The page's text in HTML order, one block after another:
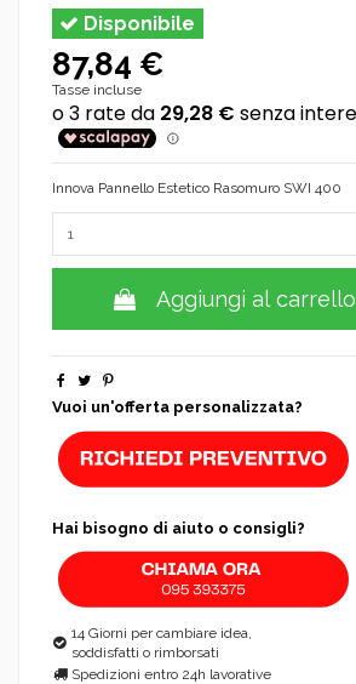
Disponibile
87,84 €
Tasse incluse
Innova Pannello Estetico Rasomuro SWI 400
Aggiungi al carrello
Vuoi un'offerta personalizzata?
Hai bisogno di aiuto o consigli?
14 Giorni per cambiare idea,
soddisfatti o rimborsati
Spedizioni entro 24h lavorative